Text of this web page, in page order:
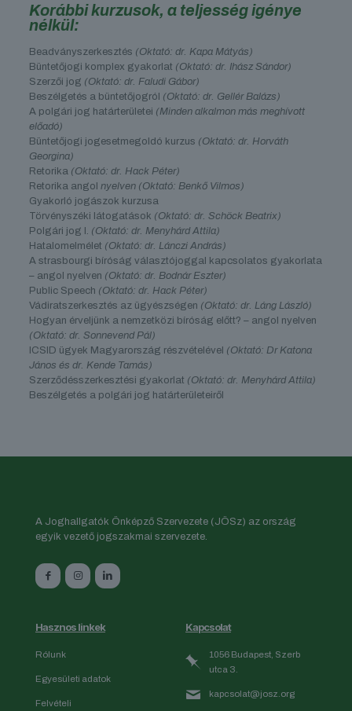
Korábbi kurzusok, a teljesség igénye
nélkül:
Beadványszerkesztés (Oktató: dr. Kapa Mátyás)
Büntetőjogi komplex gyakorlat (Oktató: dr. Ihász Sándor)
Szerzői jog (Oktató: dr. Faludi Gábor)
Beszélgetés a büntetőjogról (Oktató: dr. Gellér Balázs)
A polgári jog határterületei (Minden alkalmon más meghívott
előadó)
Büntetőjogi jogesetmegoldó kurzus (Oktató: dr. Horváth
Georgina)
Retorika (Oktató: dr. Hack Péter)
Retorika angol nyelven (Oktató: Benkő Vilmos)
Gyakorló jogászok kurzusa
Törvényszéki látogatások (Oktató: dr. Schöck Beatrix)
Polgári jog I. (Oktató: dr. Menyhárd Attila)
Hatalomelmélet (Oktató: dr. Lánczi András)
A strasbourgi bíróság választójoggal kapcsolatos gyakorlata
– angol nyelven (Oktató: dr. Bodnár Eszter)
Public Speech (Oktató: dr. Hack Péter)
Vádiratszerkesztés az ügyészségen (Oktató: dr. Láng László)
Hogyan érveljünk a nemzetközi bíróság előtt? – angol nyelven
(Oktató: dr. Sonnevend Pál)
ICSID ügyek Magyarország részvételével (Oktató: Dr Katona
János és dr. Kende Tamás)
Szerződésszerkesztési gyakorlat (Oktató: dr. Menyhárd Attila)
Beszélgetés a polgári jog határterületeiről
A Joghallgatók Önképző Szervezete (JÖSz) az ország
egyik vezető jogszakmai szervezete.
Hasznos linkek
Rólunk
Egyesületi adatok
Felvételi
Kapcsolat
1056 Budapest, Szerb
utca 3.
kapcsolat@josz.org